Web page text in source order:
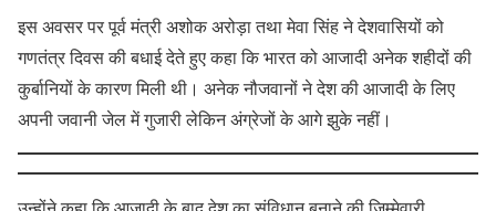
इस अवसर पर पूर्व मंत्री अशोक अरोड़ा तथा मेवा सिंह ने देशवासियों को
गणतंत्र दिवस की बधाई देते हुए कहा कि भारत को आजादी अनेक शहीदों की
कुर्बानियों के कारण मिली थी। अनेक नौजवानों ने देश की आजादी के लिए
अपनी जवानी जेल में गुजारी लेकिन अंग्रेजों के आगे झुके नहीं।